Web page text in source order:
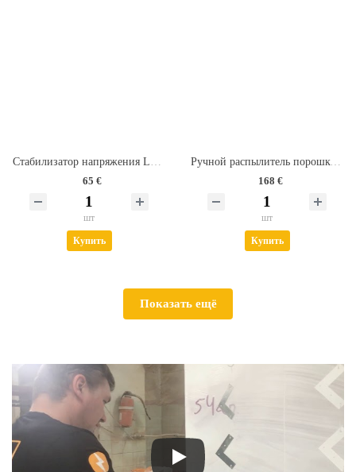
65 €
шт
Купить
Ручной распылитель порошковых красок "Лидер"
168 €
шт
Купить
Показать ещё